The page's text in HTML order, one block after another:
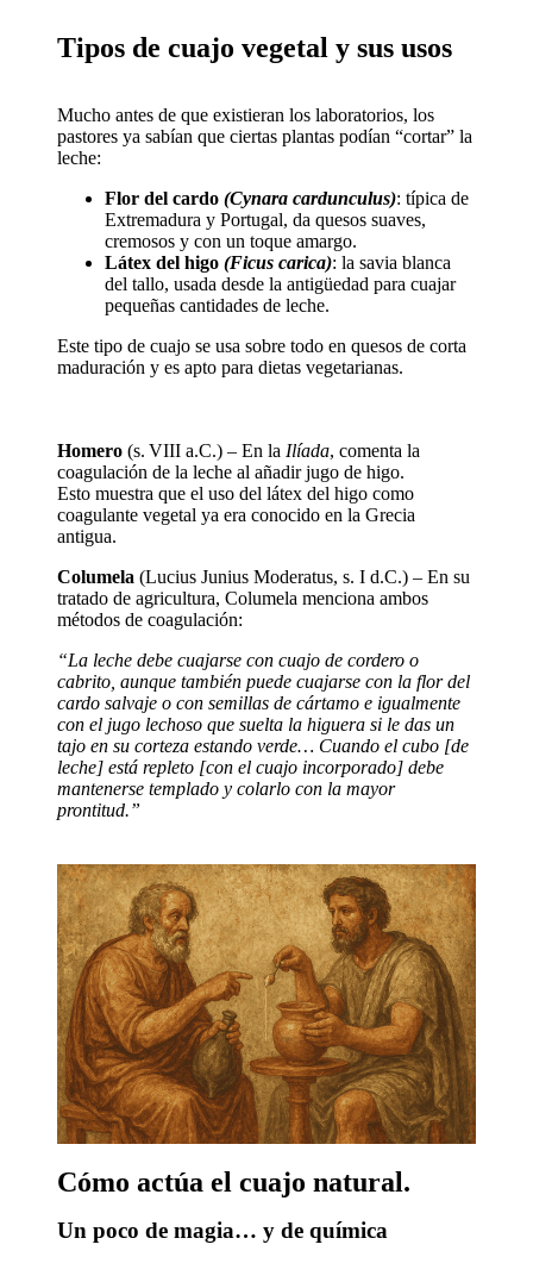
Tipos de cuajo vegetal y sus usos​
Mucho antes de que existieran los laboratorios, los
pastores ya sabían que ciertas plantas podían “cortar” la
leche:
Flor del cardo (Cynara cardunculus): típica de
Extremadura y Portugal, da quesos suaves,
cremosos y con un toque amargo.
Látex del higo (Ficus carica): la savia blanca
del tallo, usada desde la antigüedad para cuajar
pequeñas cantidades de leche.
Este tipo de cuajo se usa sobre todo en quesos de corta
maduración y es apto para dietas vegetarianas.
Homero (s. VIII a.C.) – En la Ilíada, comenta la
coagulación de la leche al añadir jugo de higo.
Esto muestra que el uso del látex del higo como
coagulante vegetal ya era conocido en la Grecia
antigua.
Columela (Lucius Junius Moderatus, s. I d.C.) – En su
tratado de agricultura, Columela menciona ambos
métodos de coagulación:
“La leche debe cuajarse con cuajo de cordero o
cabrito, aunque también puede cuajarse con la flor del
cardo salvaje o con semillas de cártamo e igualmente
con el jugo lechoso que suelta la higuera si le das un
tajo en su corteza estando verde… Cuando el cubo [de
leche] está repleto [con el cuajo incorporado] debe
mantenerse templado y colarlo con la mayor
prontitud.”
Cómo actúa el cuajo natural.
Un poco de magia… y de química